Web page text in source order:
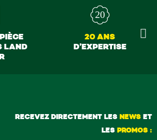
LAND
20 ANS
D’EXPERTISE
RECEVEZ DIRECTEMENT LES NEWSET
LES PROMOS :